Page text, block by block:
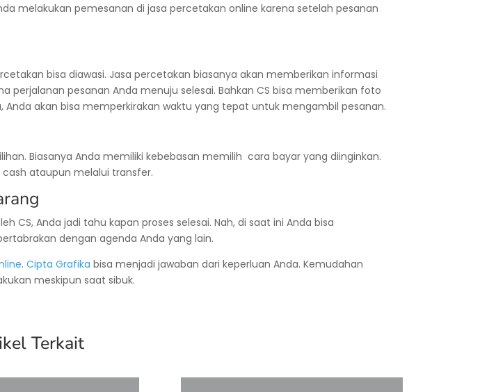
melakukan pemesanan di jasa percetakan online karena setelah pesanan
bisa diawasi. Jasa percetakan biasanya akan memberikan informasi
perjalanan pesanan Anda menuju selesai. Bahkan CS bisa memberikan foto
akan bisa memperkirakan waktu yang tepat untuk mengambil pesanan.
Biasanya Anda memiliki kebebasan memilih cara bayar yang diinginkan.
ataupun melalui transfer.
CS, Anda jadi tahu kapan proses selesai. Nah, di saat ini Anda bisa
dengan agenda Anda yang lain.
.Cipta Grafika bisa menjadi jawaban dari keperluan Anda. Kemudahan
meskipun saat sibuk.
Terkait